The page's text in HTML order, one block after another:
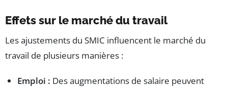
Effets sur le marché du travail
Les ajustements du SMIC influencent le marché du
travail de plusieurs manières :
Emploi : Des augmentations de salaire peuvent